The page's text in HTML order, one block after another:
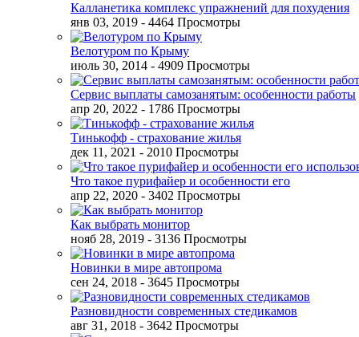
Калланетика комплекс упражнений для похудения
янв 03, 2019 - 4464 Просмотры
Велотуром по Крыму
июль 30, 2014 - 4909 Просмотры
Сервис выплаты самозанятым: особенности работы
апр 20, 2022 - 1786 Просмотры
Тинькофф - страхование жилья
дек 11, 2021 - 2010 Просмотры
Что такое пурифайер и особенности его
апр 22, 2020 - 3402 Просмотры
Как выбрать монитор
нояб 28, 2019 - 3136 Просмотры
Новинки в мире автопрома
сен 24, 2018 - 3645 Просмотры
Разновидности современных стедикамов
авг 31, 2018 - 3642 Просмотры